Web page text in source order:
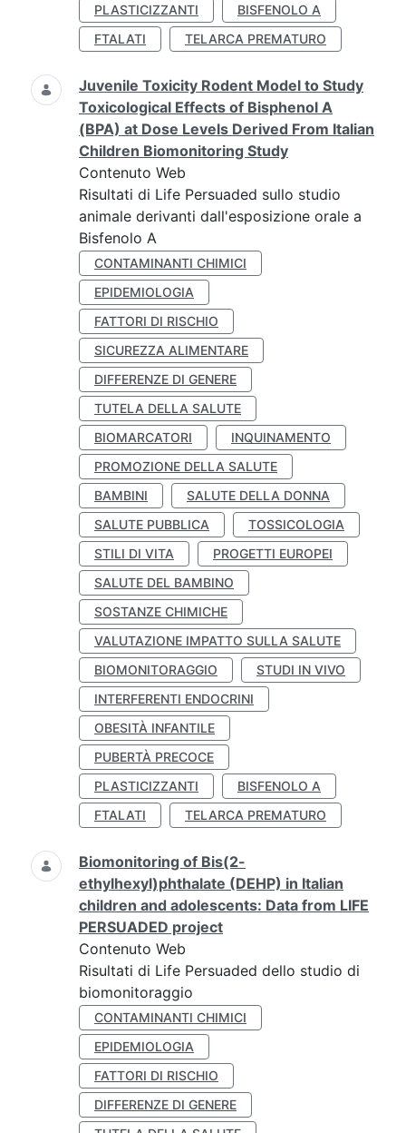
PLASTICIZZANTI
BISFENOLO A
FTALATI
TELARCA PREMATURO
Juvenile Toxicity Rodent Model to Study
Toxicological Effects of Bisphenol A
(BPA) at Dose Levels Derived From Italian
Children Biomonitoring Study
Contenuto Web
Risultati di Life Persuaded sullo studio
animale derivanti dall'esposizione orale a
Bisfenolo A
CONTAMINANTI CHIMICI
EPIDEMIOLOGIA
FATTORI DI RISCHIO
SICUREZZA ALIMENTARE
DIFFERENZE DI GENERE
TUTELA DELLA SALUTE
BIOMARCATORI
INQUINAMENTO
PROMOZIONE DELLA SALUTE
BAMBINI
SALUTE DELLA DONNA
SALUTE PUBBLICA
TOSSICOLOGIA
STILI DI VITA
PROGETTI EUROPEI
SALUTE DEL BAMBINO
SOSTANZE CHIMICHE
VALUTAZIONE IMPATTO SULLA SALUTE
BIOMONITORAGGIO
STUDI IN VIVO
INTERFERENTI ENDOCRINI
OBESITÀ INFANTILE
PUBERTÀ PRECOCE
PLASTICIZZANTI
BISFENOLO A
FTALATI
TELARCA PREMATURO
Biomonitoring of Bis(2-
ethylhexyl)phthalate (DEHP) in Italian
children and adolescents: Data from LIFE
PERSUADED project
Contenuto Web
Risultati di Life Persuaded dello studio di
biomonitoraggio
CONTAMINANTI CHIMICI
EPIDEMIOLOGIA
FATTORI DI RISCHIO
DIFFERENZE DI GENERE